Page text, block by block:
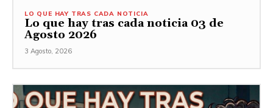
LO QUE HAY TRAS CADA NOTICIA
Lo que hay tras cada noticia 03 de
Agosto 2026
3 Agosto, 2026